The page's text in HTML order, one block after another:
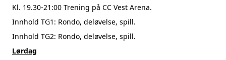
Kl. 19.30-21:00 Trening på CC Vest Arena.
Innhold TG1: Rondo, deløvelse, spill.
Innhold TG2: Rondo, deløvelse, spill.
Lørdag